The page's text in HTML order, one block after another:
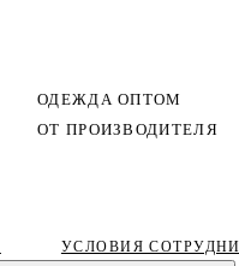
ОДЕЖДА ОПТОМ
ОТ ПРОИЗВОДИТЕЛЯ
УСЛОВИЯ